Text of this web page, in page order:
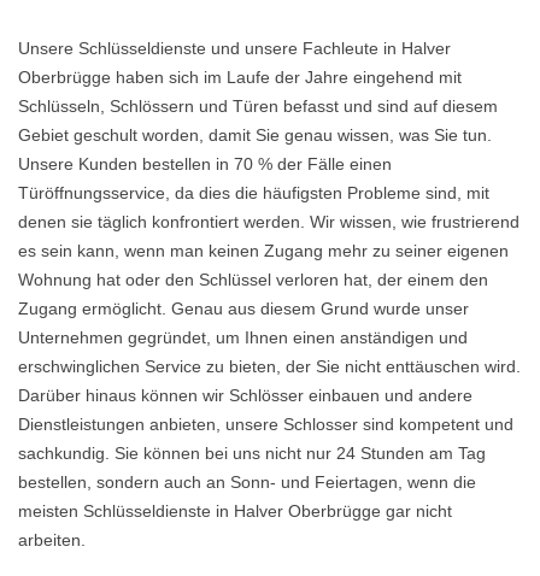
Unsere Schlüsseldienste und unsere Fachleute in Halver
Oberbrügge haben sich im Laufe der Jahre eingehend mit
Schlüsseln, Schlössern und Türen befasst und sind auf diesem
Gebiet geschult worden, damit Sie genau wissen, was Sie tun.
Unsere Kunden bestellen in 70 % der Fälle einen
Türöffnungsservice, da dies die häufigsten Probleme sind, mit
denen sie täglich konfrontiert werden. Wir wissen, wie frustrierend
es sein kann, wenn man keinen Zugang mehr zu seiner eigenen
Wohnung hat oder den Schlüssel verloren hat, der einem den
Zugang ermöglicht. Genau aus diesem Grund wurde unser
Unternehmen gegründet, um Ihnen einen anständigen und
erschwinglichen Service zu bieten, der Sie nicht enttäuschen wird.
Darüber hinaus können wir Schlösser einbauen und andere
Dienstleistungen anbieten, unsere Schlosser sind kompetent und
sachkundig. Sie können bei uns nicht nur 24 Stunden am Tag
bestellen, sondern auch an Sonn- und Feiertagen, wenn die
meisten Schlüsseldienste in Halver Oberbrügge gar nicht
arbeiten.